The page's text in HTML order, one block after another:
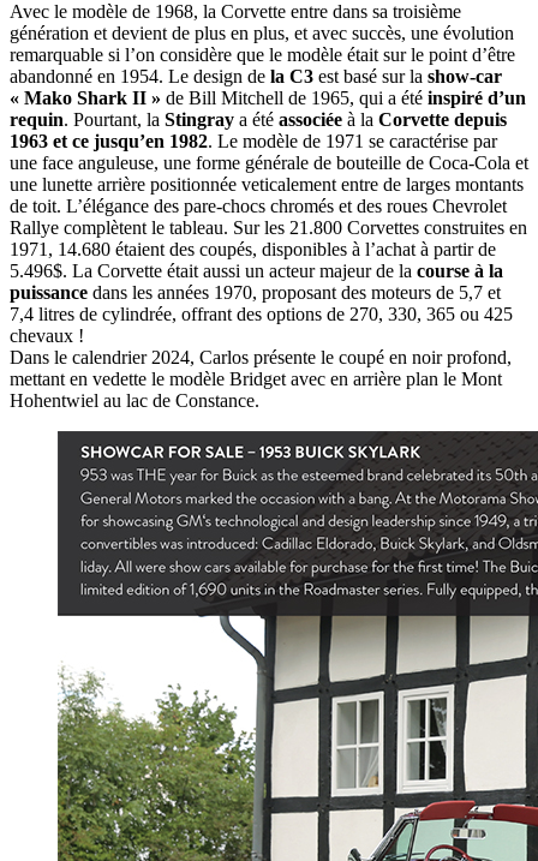
Avec le modèle de 1968, la Corvette entre dans sa troisième
génération et devient de plus en plus, et avec succès, une évolution
remarquable si l’on considère que le modèle était sur le point d’être
abandonné en 1954. Le design de la C3 est basé sur la show-car
« Mako Shark II » de Bill Mitchell de 1965, qui a été inspiré d’un
requin. Pourtant, la Stingray a été associée à la Corvette depuis
1963 et ce jusqu’en 1982. Le modèle de 1971 se caractérise par
une face anguleuse, une forme générale de bouteille de Coca-Cola et
une lunette arrière positionnée veticalement entre de larges montants
de toit. L’élégance des pare-chocs chromés et des roues Chevrolet
Rallye complètent le tableau. Sur les 21.800 Corvettes construites en
1971, 14.680 étaient des coupés, disponibles à l’achat à partir de
5.496$. La Corvette était aussi un acteur majeur de la course à la
puissance dans les années 1970, proposant des moteurs de 5,7 et
7,4 litres de cylindrée, offrant des options de 270, 330, 365 ou 425
chevaux !
Dans le calendrier 2024, Carlos présente le coupé en noir profond,
mettant en vedette le modèle Bridget avec en arrière plan le Mont
Hohentwiel au lac de Constance.